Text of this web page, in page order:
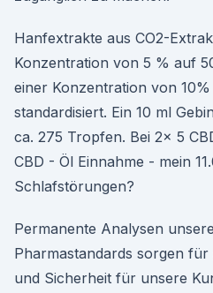
Hanfextrakte aus CO2-
Konzentration von 5 % auf
einer Konzentration von
standardisiert. Ein 10 ml
ca. 275 Tropfen. Bei 2x 5
CBD - Öl Einnahme - mein
Schlafstörungen?
Permanente Analysen
Pharmastandards sorgen für
und Sicherheit für unsere